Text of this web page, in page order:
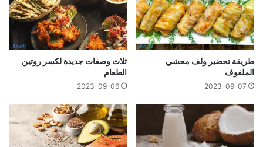
طريقة تحضير ولف محشي
الملفوف
2023-09-07
ثلاث وصفات جديدة لكسر روتين
الطعام
2023-09-06